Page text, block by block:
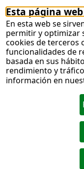
Esta página
En esta web se
permitir y optimizar
cookies de terceros
funcionalidades de
basada en sus
rendimiento y
información en